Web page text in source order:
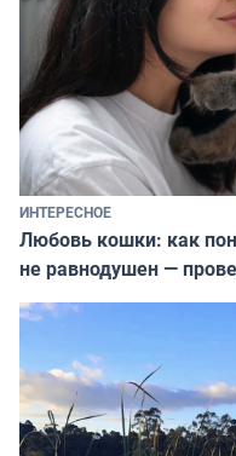
ИНТЕРЕСНОЕ
Любовь кошки: как
не равнодушен —